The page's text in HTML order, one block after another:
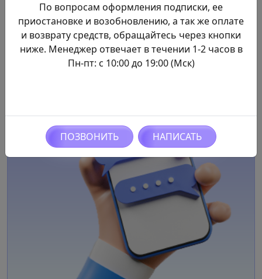
По вопросам оформления подписки, ее
приостановке и возобновлению, а так же оплате
и возврату средств, обращайтесь через кнопки
ниже. Менеджер отвечает в течении 1-2 часов в
Пн-пт: с 10:00 до 19:00 (Мск)
ПОЗВОНИТЬ НАПИСАТЬ
ОБМЕНА АНОНОМНЫМИ
СООБЩЕНИЯМИ. ЭТО
ИНТРИГУЮЩЕ, ВКУСНО И
ВЕСЕЛО!!!